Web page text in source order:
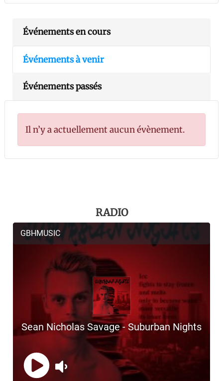
Événements en cours
Événements à venir
Événements passés
Il n’y a actuellement aucun évènement.
RADIO